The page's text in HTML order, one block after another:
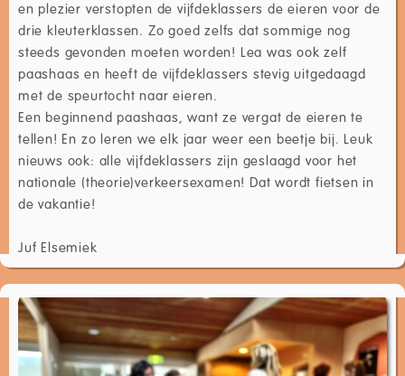
en plezier verstopten de vijfdeklassers de eieren voor de
drie kleuterklassen. Zo goed zelfs dat sommige nog
steeds gevonden moeten worden! Lea was ook zelf
paashaas en heeft de vijfdeklassers stevig uitgedaagd
met de speurtocht naar eieren.
Een beginnend paashaas, want ze vergat de eieren te
tellen! En zo leren we elk jaar weer een beetje bij. Leuk
nieuws ook: alle vijfdeklassers zijn geslaagd voor het
nationale (theorie)verkeersexamen! Dat wordt fietsen in
de vakantie!
Juf Elsemiek